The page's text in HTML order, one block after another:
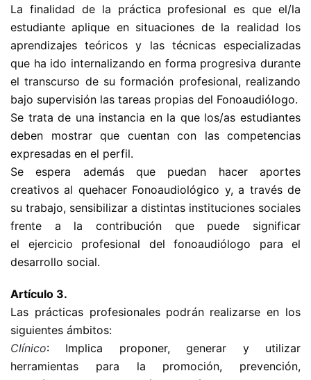
La finalidad de la práctica profesional es que el/la
estudiante aplique en situaciones de la realidad los
aprendizajes teóricos y las técnicas especializadas
que ha ido internalizando en forma progresiva durante
el transcurso de su formación profesional, realizando
bajo supervisión las tareas propias del Fonoaudiólogo.
Se trata de una instancia en la que los/as estudiantes
deben mostrar que cuentan con las competencias
expresadas en el perfil.
Se espera además que puedan hacer aportes
creativos al quehacer Fonoaudiológico y, a través de
su trabajo, sensibilizar a distintas instituciones sociales
frente a la contribución que puede significar
el ejercicio profesional del fonoaudiólogo para el
desarrollo social.
Artículo 3.
Las prácticas profesionales podrán realizarse en los
siguientes ámbitos:
Clínico: Implica proponer, generar y utilizar
herramientas para la promoción, prevención,